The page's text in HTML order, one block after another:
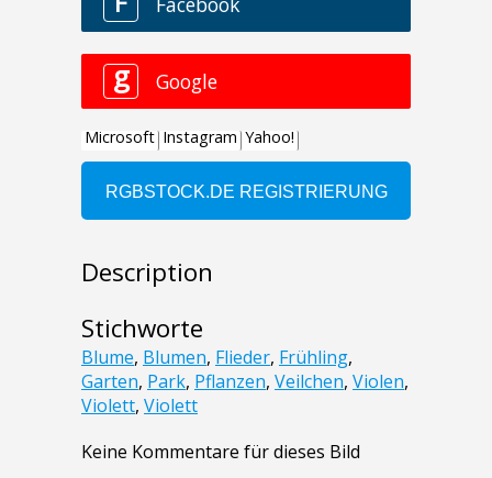
Description
Stichworte
Blume, Blumen, Flieder, Frühling,
Garten, Park, Pflanzen, Veilchen, Violen,
Violett, Violett
Keine Kommentare für dieses Bild